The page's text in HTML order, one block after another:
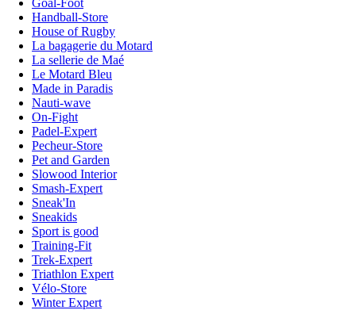
Handball-Store
House of Rugby
La bagagerie du Motard
La sellerie de Maé
Le Motard Bleu
Made in Paradis
Nauti-wave
On-Fight
Padel-Expert
Pecheur-Store
Pet and Garden
Slowood Interior
Smash-Expert
Sneak'In
Sneakids
Sport is good
Training-Fit
Trek-Expert
Triathlon Expert
Vélo-Store
Winter Expert